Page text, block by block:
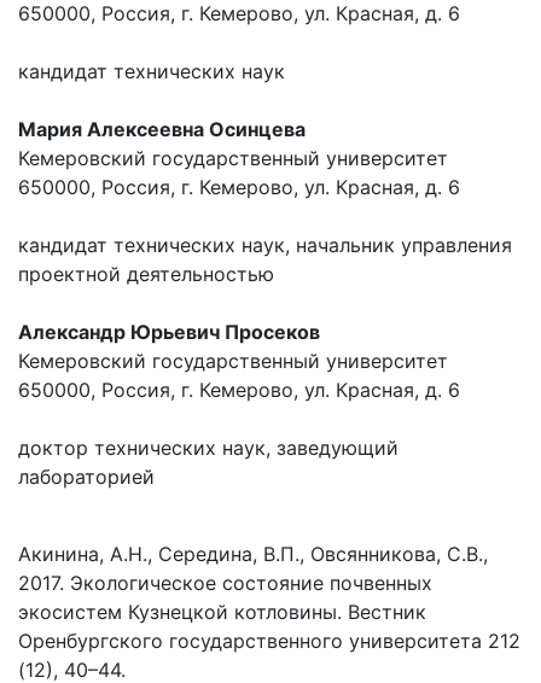
650000, Россия, г. Кемерово, ул. Красная, д. 6
кандидат технических наук
Мария Алексеевна Осинцева
Кемеровский государственный университет
650000, Россия, г. Кемерово, ул. Красная, д. 6
кандидат технических наук, начальник управления
проектной деятельностью
Александр Юрьевич Просеков
Кемеровский государственный университет
650000, Россия, г. Кемерово, ул. Красная, д. 6
доктор технических наук, заведующий
лабораторией
Акинина, А.Н., Середина, В.П., Овсянникова, С.В.,
2017. Экологическое состояние почвенных
экосистем Кузнецкой котловины. Вестник
Оренбургского государственного университета 212
(12), 40–44.